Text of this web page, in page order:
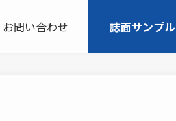
お問い合わせ 誌面サンプル